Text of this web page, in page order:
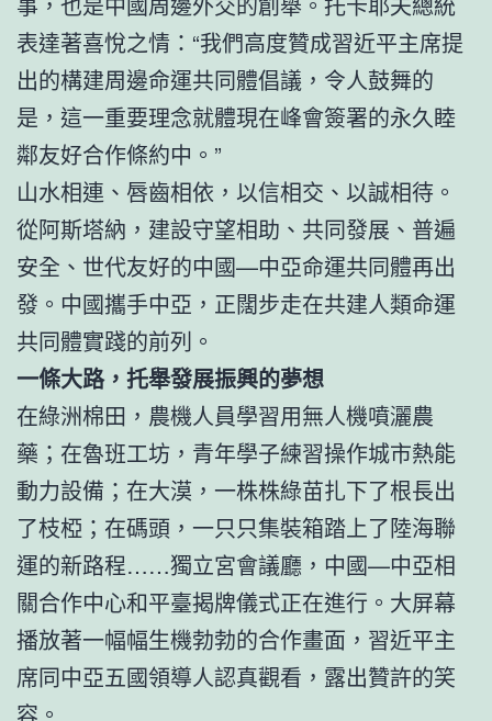
表達著喜悅之情：“我們高度贊成習近平主席提
出的構建周邊命運共同體倡議，令人鼓舞的
是，這一重要理念就體現在峰會簽署的永久睦
鄰友好合作條約中。”
山水相連、唇齒相依，以信相交、以誠相待。
從阿斯塔納，建設守望相助、共同發展、普遍
安全、世代友好的中國—中亞命運共同體再出
發。中國攜手中亞，正闊步走在共建人類命運
共同體實踐的前列。
一條大路，托舉發展振興的夢想
在綠洲棉田，農機人員學習用無人機噴灑農
藥；在魯班工坊，青年學子練習操作城市熱能
動力設備；在大漠，一株株綠苗扎下了根長出
了枝椏；在碼頭，一只只集裝箱踏上了陸海聯
運的新路程……獨立宮會議廳，中國—中亞相
關合作中心和平臺揭牌儀式正在進行。大屏幕
播放著一幅幅生機勃勃的合作畫面，習近平主
席同中亞五國領導人認真觀看，露出贊許的笑
容。